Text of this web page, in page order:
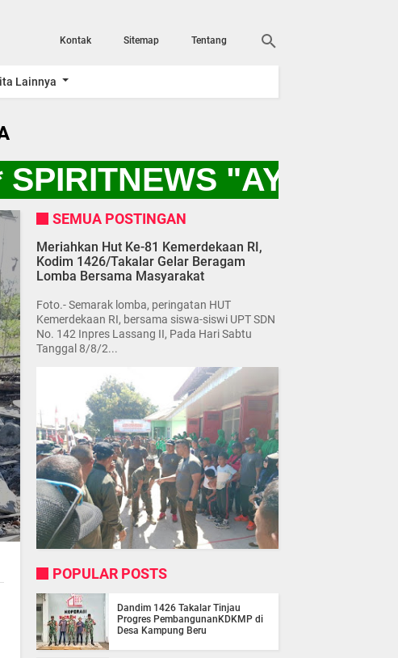
Kontak Sitemap Tentang
Lainnya
"AYO KITA
SEMUA POSTINGAN
Meriahkan Hut Ke-81 Kemerdekaan RI,
Kodim 1426/Takalar Gelar Beragam
Lomba Bersama Masyarakat
Foto.- Semarak lomba, peringatan HUT
Kemerdekaan RI, bersama siswa-siswi UPT SDN
No. 142 Inpres Lassang II, Pada Hari Sabtu
Tanggal 8/8/2...
POPULAR POSTS
Dandim 1426 Takalar Tinjau
Progres PembangunanKDKMP di
Desa Kampung Beru